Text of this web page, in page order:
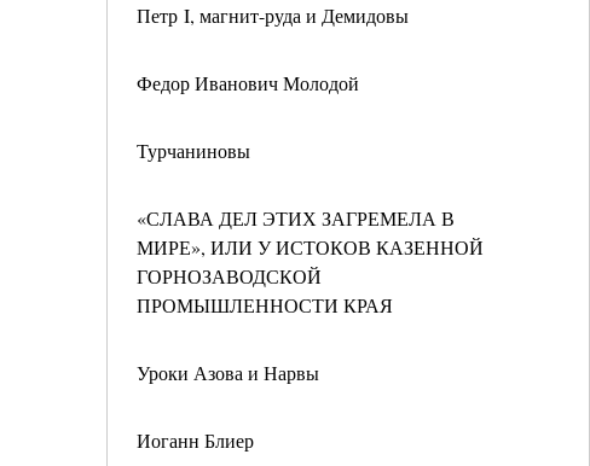
Петр I, магнит-руда и Демидовы
Федор Иванович Молодой
Турчаниновы
«СЛАВА ДЕЛ ЭТИХ ЗАГРЕМЕЛА В
МИРЕ», ИЛИ У ИСТОКОВ КАЗЕННОЙ
ГОРНОЗАВОДСКОЙ
ПРОМЫШЛЕННОСТИ КРАЯ
Уроки Азова и Нарвы
Иоганн Блиер